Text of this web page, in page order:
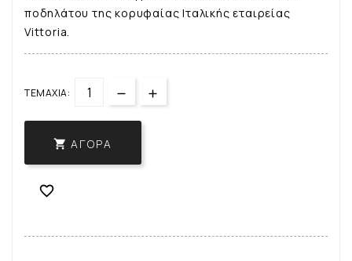
ποδηλάτου της κορυφαίας Ιταλικής εταιρείας
Vittoria.
ΤΕΜΆΧΙΑ:
 ΑΓΟΡΆ
